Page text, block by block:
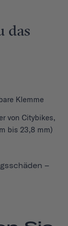
das
Klemme
von Citybikes,
bis 23,8 mm)
–